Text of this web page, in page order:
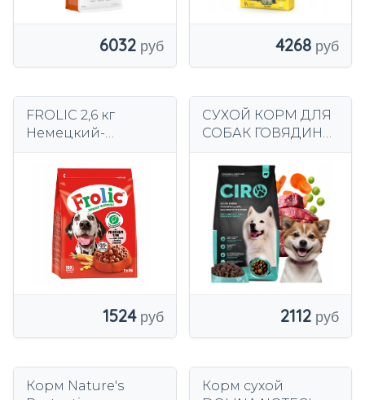
6032 4268
FROLIC 2,6 кг
Немецкий-
полувлажная
1524
СУХОЙ КОРМ ДЛЯ
СОБАК ГОВЯДИНА
ВЗРОСЛЫХ
КРУПНЫХ ПОРОД
ГОВЯДИНА ЧИРО
10 КГ
2112
Корм Nature's
Корм сухой